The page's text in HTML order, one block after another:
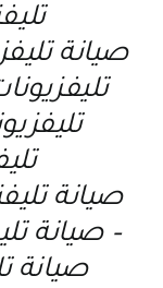
صيانة
صيانة
– صيانة
صيانة